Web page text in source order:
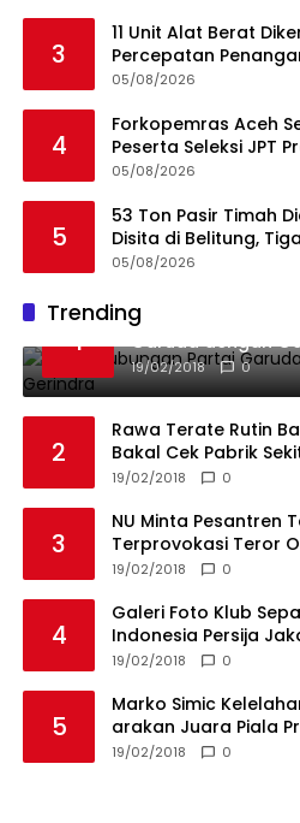
PT KAP Melintas
3
11 Unit Alat Berat
Percepatan
di Kelurahan Sipange
05/08/2026
4
Forkopemras Aceh
Peserta Seleksi JPT
Andalkan
05/08/2026
5
53 Ton Pasir Timah
Disita di Belitung,
Diamankan, Dua
05/08/2026
Trending
1
Ini Dia Hubungan
Garuda dengan
19/02/2018 0
2
Rawa Terate Rutin
Bakal Cek Pabrik
19/02/2018 0
3
NU Minta Pesantren
Terprovokasi Teror
19/02/2018 0
4
Galeri Foto Klub
Indonesia Persija
19/02/2018 0
5
Marko Simic
arakan Juara Piala
19/02/2018 0